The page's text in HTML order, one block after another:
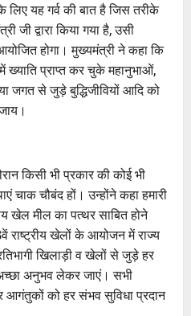
यह गर्व की बात है जिस तरीके
जी द्वारा किया गया है, उसी
होगा। मुख्यमंत्री ने कहा कि
में ख्याति प्राप्त कर चुके महानुभाओं,
जगत से जुड़े बुद्धिजीवियों आदि को
किसी भी प्रकार की कोई भी
चाक चौबंद हों। उन्होंने कहा हमारी
खेल मील का पत्थर साबित होने
राष्ट्रीय खेलों के आयोजन में राज्य
खिलाड़ी व खेलों से जुड़े हर
अनुभव लेकर जाएं। सभी
को हर संभव सुविधा प्रदान